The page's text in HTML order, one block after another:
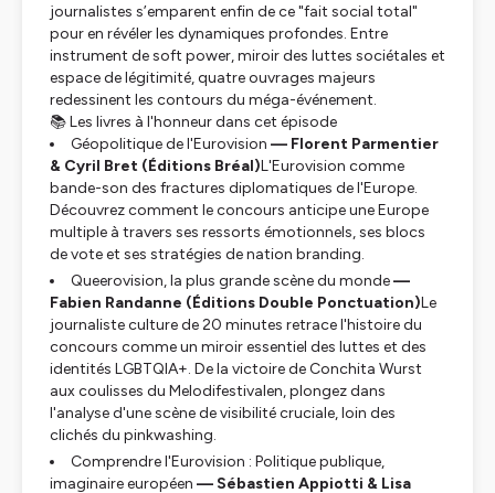
journalistes s’emparent enfin de ce "fait social total"
pour en révéler les dynamiques profondes. Entre
instrument de soft power, miroir des luttes sociétales et
espace de légitimité, quatre ouvrages majeurs
redessinent les contours du méga-événement.
📚 Les livres à l'honneur dans cet épisode
Géopolitique de l'Eurovision — Florent Parmentier
& Cyril Bret (Éditions Bréal)L'Eurovision comme
bande-son des fractures diplomatiques de l'Europe.
Découvrez comment le concours anticipe une Europe
multiple à travers ses ressorts émotionnels, ses blocs
de vote et ses stratégies denation branding.
Queerovision, la plus grande scène du monde—
Fabien Randanne (Éditions Double Ponctuation)Le
journaliste culture de20 minutes retrace l'histoire du
concours comme un miroir essentiel des luttes et des
identités LGBTQIA+. De la victoire de Conchita Wurst
aux coulisses du Melodifestivalen, plongez dans
l'analyse d'une scène de visibilité cruciale, loin des
clichés du pinkwashing.
Comprendre l'Eurovision : Politique publique,
imaginaire européen — Sébastien Appiotti & Lisa